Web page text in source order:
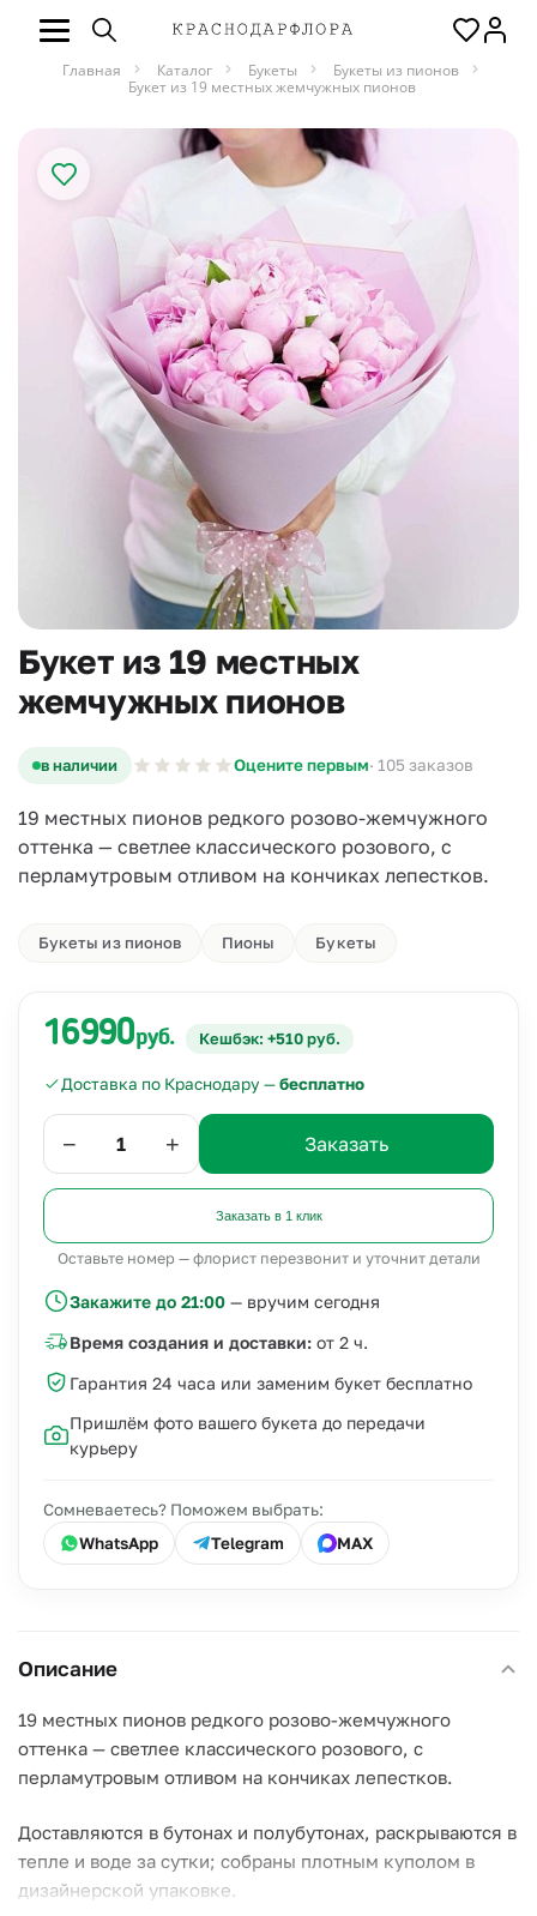
Главная Каталог Букеты
Букеты из пионов
Букет из 19 местных жемчужных пионов
Букет из 19 местных
жемчужных пионов
в наличии Оцените первым· 105 заказов
19 местных пионов редкого розово-жемчужного
оттенка — светлее классического розового, с
перламутровым отливом на кончиках лепестков.
Букеты из пионов Пионы Букеты
16990руб. Кешбэк: +510 руб.
Доставка по Краснодару —бесплатно
− + Заказать
Заказать в 1 клик
Оставьте номер — флорист перезвонит и уточнит детали
Закажите до 21:00 — вручим сегодня
Время создания и доставки: от 2 ч.
Гарантия 24 часа или заменим букет бесплатно
Пришлём фото вашего букета до передачи
курьеру
Сомневаетесь? Поможем выбрать:
WhatsApp
Telegram MAX
Описание
19 местных пионов редкого розово-жемчужного
оттенка — светлее классического розового, с
перламутровым отливом на кончиках лепестков.
Доставляются в бутонах и полубутонах, раскрываются в
тепле и воде за сутки; собраны плотным куполом в
дизайнерской упаковке.